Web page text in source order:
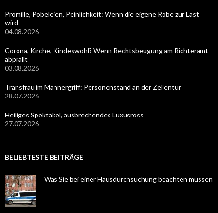
Promille, Pöbeleien, Peinlichkeit: Wenn die eigene Robe zur Last
wird
04.08.2026
Corona, Kirche, Kindeswohl? Wenn Rechtsbeugung am Richteramt
abprallt
03.08.2026
Transfrau im Männergriff: Personenstand an der Zellentür
28.07.2026
Heiliges Spektakel, ausbrechendes Luxusross
27.07.2026
BELIEBTESTE BEITRÄGE
Was Sie bei einer Hausdurchsuchung beachten müssen